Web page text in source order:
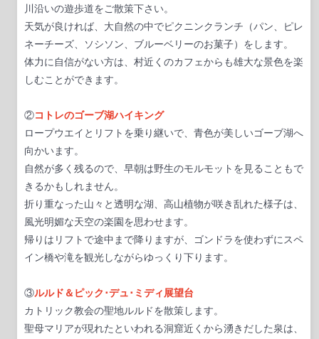
川沿いの遊歩道をご散策下さい。
天気が良ければ、大自然の中でピクニンクランチ（パン、ピレ
ネーチーズ、ソシソン、ブルーベリーのお菓子）をします。
体力に自信がない方は、村近くのカフェからも雄大な景色を楽
しむことができます。
②コトレのゴーブ湖ハイキング
ロープウエイとリフトを乗り継いで、青色が美しいゴーブ湖へ
向かいます。
自然が多く残るので、早朝は野生のモルモットを見ることもで
きるかもしれません。
折り重なった山々と透明な湖、高山植物が咲き乱れた様子は、
風光明媚な天空の楽園を思わせます。
帰りはリフトで途中まで降りますが、ゴンドラを使わずにスペ
イン橋や滝を観光しながらゆっくり下ります。
③ルルド＆ピック･デュ･ミディ展望台
カトリック教会の聖地ルルドを散策します。
聖母マリアが現れたといわれる洞窟近くから湧きだした泉は、